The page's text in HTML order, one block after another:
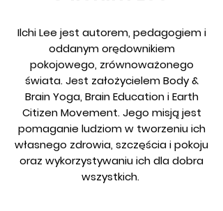
Ilchi Lee jest autorem, pedagogiem i
oddanym orędownikiem
pokojowego, zrównoważonego
świata. Jest założycielem Body &
Brain Yoga, Brain Education i Earth
Citizen Movement. Jego misją jest
pomaganie ludziom w tworzeniu ich
własnego zdrowia, szczęścia i pokoju
oraz wykorzystywaniu ich dla dobra
wszystkich.